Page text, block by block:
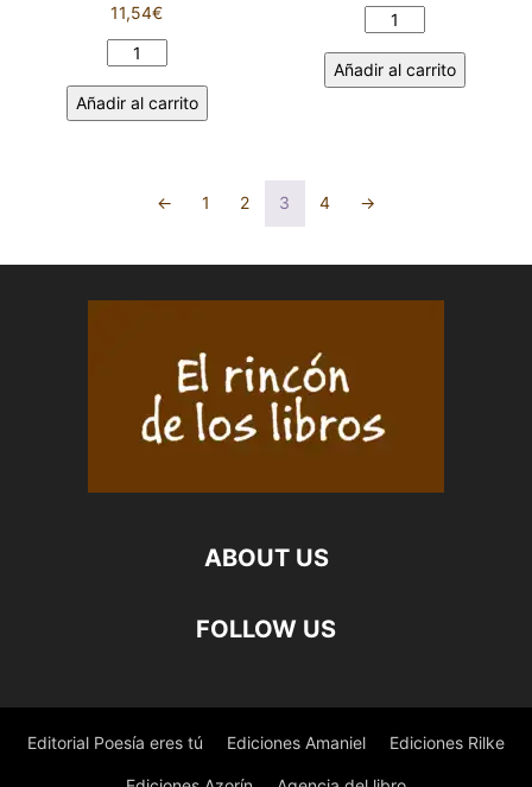
11,54€
CUANDO
(MÁS)
TERRONES
Añadir al carrito
EMPORIA.
CHINATOWN’S
Añadir al carrito
← 1 2 3 4 →
ABOUT US
FOLLOW US
Editorial Poesía eres tú Ediciones Amaniel Ediciones Rilke